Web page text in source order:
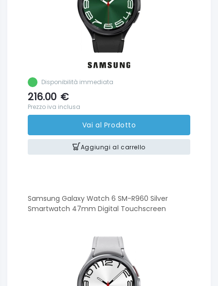
Disponibilità immediata
216.00 €
Prezzo iva inclusa
Vai al Prodotto
Aggiungi al carrello
Samsung Galaxy Watch 6 SM-R960 Silver
Smartwatch 47mm Digital Touchscreen